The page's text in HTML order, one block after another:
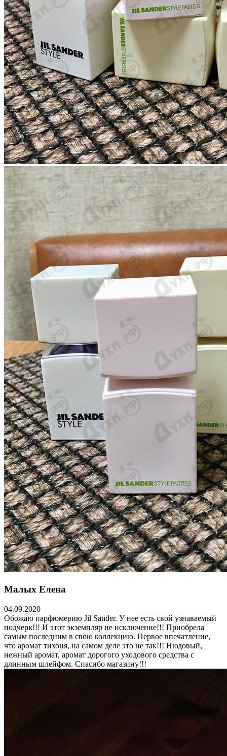
Малых Елена
04.09.2020
Обожаю парфюмерию Jil Sander. У нее есть свой узнаваемый
подчерк!!! И этот экземпляр не исключение!!! Приобрела
самым последним в свою коллекцию. Первое впечатление,
что аромат тихоня, на самом деле это не так!!! Нюдовый,
нежный аромат, аромат дорогого уходового средства с
длинным шлейфом. Спасибо магазину!!!